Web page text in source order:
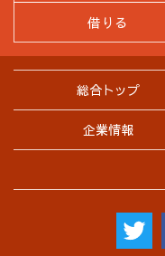
総合トップ
企業情報
借りる